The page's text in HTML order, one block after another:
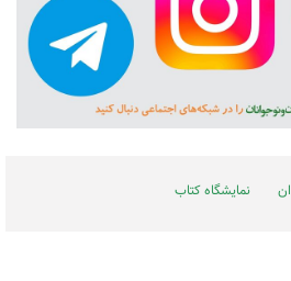
نمایشگاه کتاب